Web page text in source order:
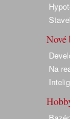
Nové
Na